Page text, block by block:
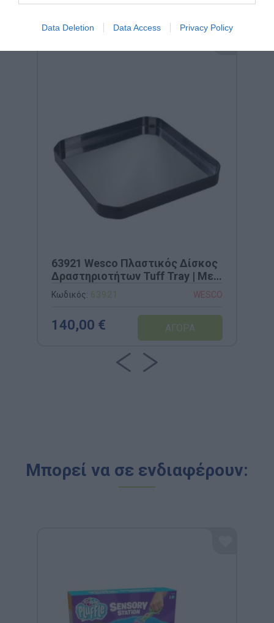
Data Deletion Data Access Privacy Policy
63921 Wesco Πλαστικός Δίσκος
Δραστηριοτήτων Tuff Tray | Με
Ενσωματωμένο Καθρέφτη για
Αισθητηριακό Παιχνίδι
Κωδικός: 63921 WESCO
140,00 €
Μπορεί να σε ενδιαφέρουν: